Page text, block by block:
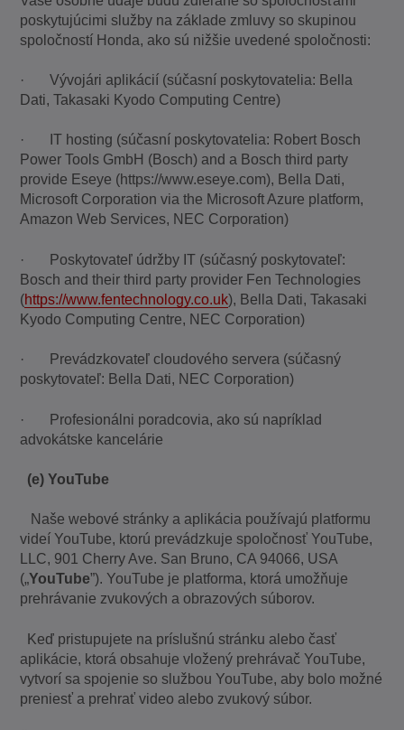
poskytujúcimi služby na základe zmluvy so skupinou
spoločností Honda, ako sú nižšie uvedené spoločnosti:
· Vývojári aplikácií (súčasní poskytovatelia: Bella
Dati, Takasaki Kyodo Computing Centre)
· IT hosting (súčasní poskytovatelia: Robert Bosch
Power Tools GmbH (Bosch) and a Bosch third party
provide Eseye (https://www.eseye.com), Bella Dati,
Microsoft Corporation via the Microsoft Azure platform,
Amazon Web Services, NEC Corporation)
· Poskytovateľ údržby IT (súčasný poskytovateľ:
Bosch and their third party provider Fen Technologies
(https://www.fentechnology.co.uk), Bella Dati, Takasaki
Kyodo Computing Centre, NEC Corporation)
· Prevádzkovateľ cloudového servera (súčasný
poskytovateľ: Bella Dati, NEC Corporation)
· Profesionálni poradcovia, ako sú napríklad
advokátske kancelárie
(e) YouTube
Naše webové stránky a aplikácia používajú platformu
videí YouTube, ktorú prevádzkuje spoločnosť YouTube,
LLC, 901 Cherry Ave. San Bruno, CA 94066, USA
(„YouTube”). YouTube je platforma, ktorá umožňuje
prehrávanie zvukových a obrazových súborov.
Keď pristupujete na príslušnú stránku alebo časť
aplikácie, ktorá obsahuje vložený prehrávač YouTube,
vytvorí sa spojenie so službou YouTube, aby bolo možné
preniesť a prehrať video alebo zvukový súbor.